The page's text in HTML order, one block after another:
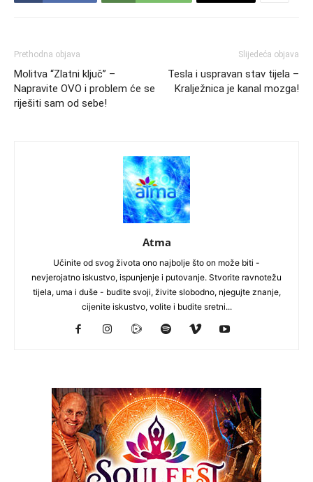
Prethodna objava
Molitva “Zlatni ključ” –
Napravite OVO i problem će se
riješiti sam od sebe!
Slijedeća objava
Tesla i uspravan stav tijela –
Kralježnica je kanal mozga!
Atma
Učinite od svog života ono najbolje što on može biti -
nevjerojatno iskustvo, ispunjenje i putovanje. Stvorite ravnotežu
tijela, uma i duše - budite svoji, živite slobodno, njegujte znanje,
cijenite iskustvo, volite i budite sretni...